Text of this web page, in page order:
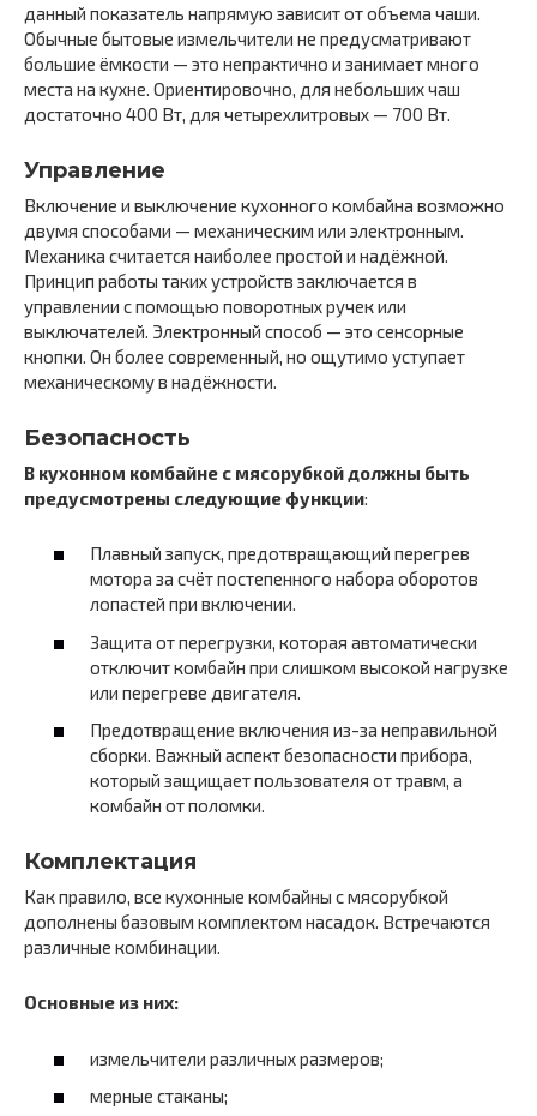
данный показатель напрямую зависит от объема чаши.
Обычные бытовые измельчители не предусматривают
большие ёмкости — это непрактично и занимает много
места на кухне. Ориентировочно, для небольших чаш
достаточно 400 Вт, для четырехлитровых — 700 Вт.
Управление
Включение и выключение кухонного комбайна возможно
двумя способами — механическим или электронным.
Механика считается наиболее простой и надёжной.
Принцип работы таких устройств заключается в
управлении с помощью поворотных ручек или
выключателей. Электронный способ — это сенсорные
кнопки. Он более современный, но ощутимо уступает
механическому в надёжности.
Безопасность
В кухонном комбайне с мясорубкой должны быть
предусмотрены следующие функции:
Плавный запуск, предотвращающий перегрев
мотора за счёт постепенного набора оборотов
лопастей при включении.
Защита от перегрузки, которая автоматически
отключит комбайн при слишком высокой нагрузке
или перегреве двигателя.
Предотвращение включения из-за неправильной
сборки. Важный аспект безопасности прибора,
который защищает пользователя от травм, а
комбайн от поломки.
Комплектация
Как правило, все кухонные комбайны с мясорубкой
дополнены базовым комплектом насадок. Встречаются
различные комбинации.
Основные из них:
измельчители различных размеров;
мерные стаканы;